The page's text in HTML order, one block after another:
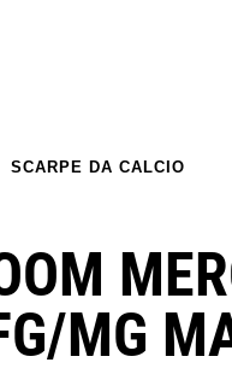
SCARPE DA CALCIO
MG